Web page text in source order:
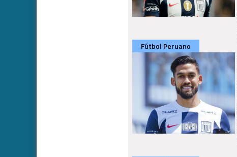
Fútbol Peruano